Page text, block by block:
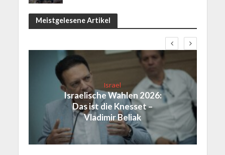
Meistgelesene Artikel
Israel
Israelische Wahlen 2026:
Das ist die Knesset –
Vladimir Beliak